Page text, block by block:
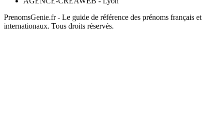
PrenomsGenie.fr - Le guide de référence des prénoms français et
internationaux. Tous droits réservés.